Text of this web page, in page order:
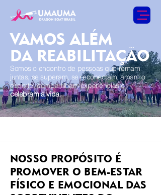
VAMOS ALÉM
DA REABILITAÇÃO
Somos o encontro de pessoas que remam
juntas, se superam, se reconectam, amam o
esporte, compartilham experiências e
celebram a vida.
NOSSO PROPÓSITO É
PROMOVER O BEM-ESTAR
FÍSICO E EMOCIONAL DAS